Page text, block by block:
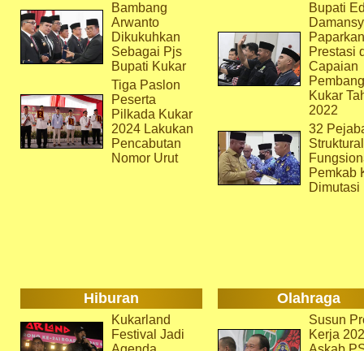
Bambang
Arwanto
Dikukuhkan
Sebagai Pjs
Bupati Kukar
Tiga Paslon
Peserta
Pilkada Kukar
2024 Lakukan
Pencabutan
Nomor Urut
Bupati
Paparkan
Prestasi
Capaian
Kukar
2022
32
Pemkab
Dimutasi
Hiburan Olahraga
Kukarland
Festival Jadi
Susun
Kerja